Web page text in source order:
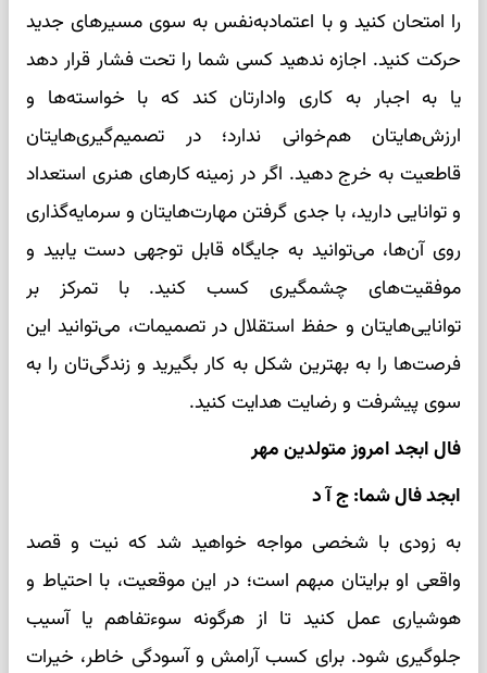
را امتحان کنید و با اعتمادبه‌نفس به سوی مسیرهای جدید
حرکت کنید. اجازه ندهید کسی شما را تحت فشار قرار دهد
یا به اجبار به کاری وادارتان کند که با خواسته‌ها و
ارزش‌هایتان هم‌خوانی ندارد؛ در تصمیم‌گیری‌هایتان
قاطعیت به خرج دهید. اگر در زمینه کارهای هنری استعداد
و توانایی دارید، با جدی گرفتن مهارت‌هایتان و سرمایه‌گذاری
روی آن‌ها، می‌توانید به جایگاه قابل توجهی دست یابید و
موفقیت‌های چشمگیری کسب کنید. با تمرکز بر
توانایی‌هایتان و حفظ استقلال در تصمیمات، می‌توانید این
فرصت‌ها را به بهترین شکل به کار بگیرید و زندگی‌تان را به
سوی پیشرفت و رضایت هدایت کنید.
فال ابجد امروز متولدین مهر
ابجد فال شما: ج آ ‌د
به زودی با شخصی مواجه خواهید شد که نیت و قصد
واقعی او برایتان مبهم است؛ در این موقعیت، با احتیاط و
هوشیاری عمل کنید تا از هرگونه سوءتفاهم یا آسیب
جلوگیری شود. برای کسب آرامش و آسودگی خاطر، خیرات